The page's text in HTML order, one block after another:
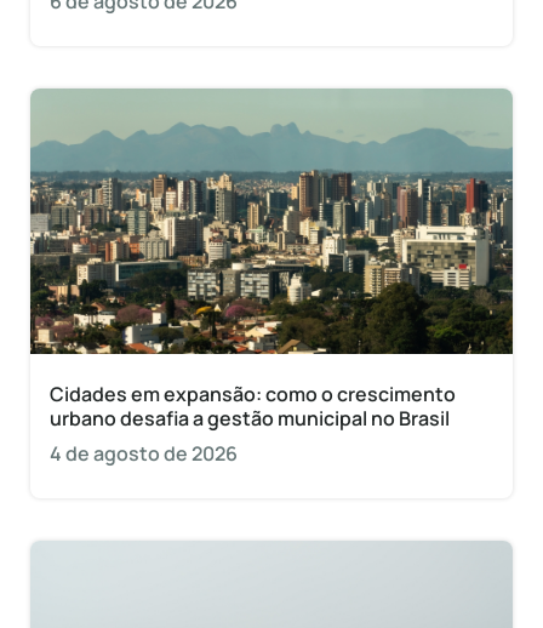
Cidades em expansão: como o crescimento
urbano desafia a gestão municipal no Brasil
4 de agosto de 2026